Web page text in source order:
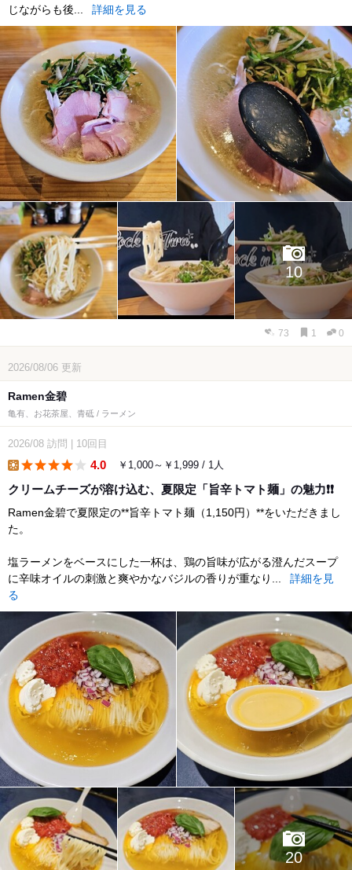
じながらも後...
詳細を見る
10
73 1 0
2026/08/06 更新
Ramen金碧
亀有、お花茶屋、青砥 / ラーメン
2026/08 訪問 10回目
4.0 ￥1,000～￥1,999 / 1人
クリームチーズが溶け込む、夏限定「旨辛トマト麺」の魅力❗❗
Ramen金碧で夏限定の**旨辛トマト麺（1,150円）**をいただきまし
た。
塩ラーメンをベースにした一杯は、鶏の旨味が広がる澄んだスープ
に辛味オイルの刺激と爽やかなバジルの香りが重なり...
詳細を見
る
20